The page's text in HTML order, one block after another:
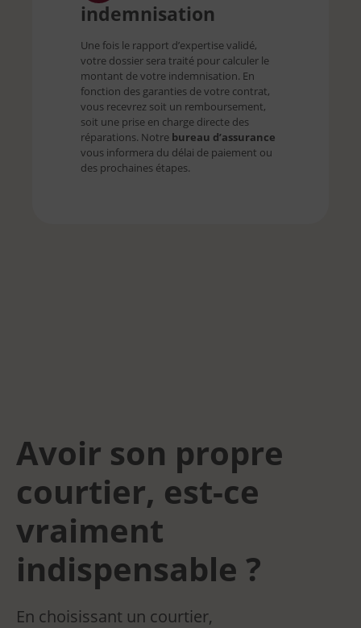
indemnisation
Une fois le rapport d’expertise validé,
votre dossier sera traité pour calculer le
montant de votre indemnisation. En
fonction des garanties de votre contrat,
vous recevrez soit un remboursement,
soit une prise en charge directe des
réparations. Notre bureau d’assurance
vous informera du délai de paiement ou
des prochaines étapes.
Avoir son propre
courtier, est-ce
vraiment
indispensable ?
En choisissant un courtier,